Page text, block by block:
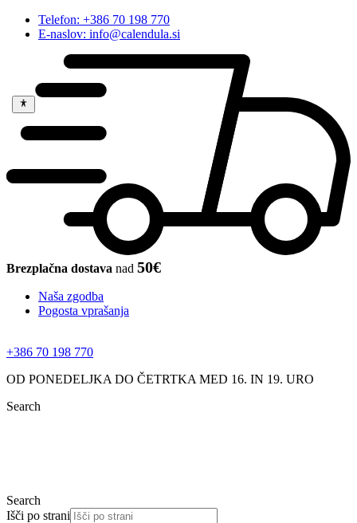
Telefon: +386 70 198 770
E-naslov: info@calendula.si
Brezplačna dostava nad 50€
Naša zgodba
Pogosta vprašanja
+386 70 198 770
OD PONEDELJKA DO ČETRTKA MED 16. IN 19. URO
Search
Search
Išči po strani